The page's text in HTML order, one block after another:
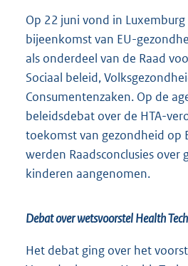
Op 22 juni vond in
bijeenkomst van EU-gezond
als onderdeel van de Raad
Sociaal beleid,
Consumentenzaken. Op de
beleidsdebat over de HTA-
toekomst van gezondheid op
werden Raadsconclusies over
kinderen aangenomen.
Debat over wetsvoorstel Health
Het debat ging over het